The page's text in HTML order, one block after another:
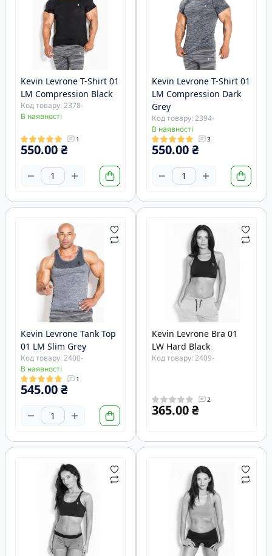
Kevin Levrone T-Shirt 01
LM Compression Black
Код товару: 2378-
В наявності
1
550.00 ₴
Kevin Levrone T-Shirt 01
LM Compression Dark
Grey
Код товару: 2394-
В наявності
3
550.00 ₴
Kevin Levrone Tank Top
01 LM Slim Grey
Код товару: 2400-
В наявності
1
545.00 ₴
Kevin Levrone Bra 01
LW Hard Black
Код товару: 2409-
2
365.00 ₴